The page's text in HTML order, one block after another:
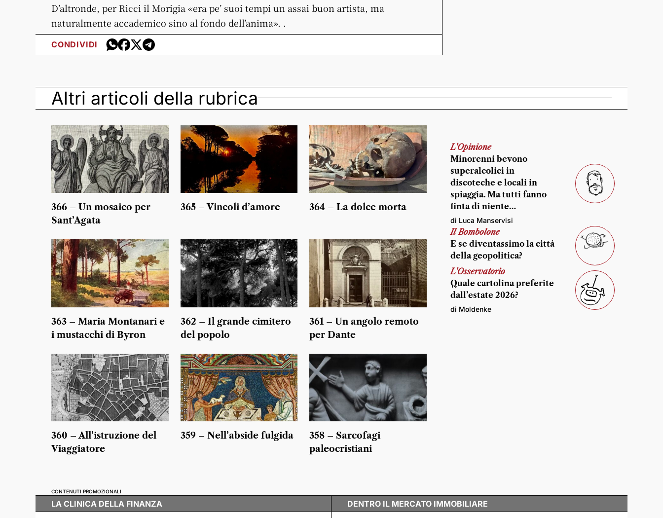
D’altronde, per Ricci il Morigia «era pe’ suoi tempi un assai buon artista, ma
naturalmente accademico sino al fondo dell’anima». .
CONDIVIDI
Altri articoli della rubrica
366 – Un mosaico per
Sant’Agata
365 – Vincoli d’amore 364 – La dolce morta
363 – Maria Montanari e
i mustacchi di Byron
362 – Il grande cimitero
del popolo
361 – Un angolo remoto
per Dante
360 – All’istruzione del
Viaggiatore
359 – Nell’abside fulgida
358 – Sarcofagi
paleocristiani
L'Opinione
Minorenni bevono
superalcolici in
discoteche e locali in
spiaggia. Ma tutti fanno
finta di niente…
di Luca Manservisi
Il Bombolone
E se diventassimo la città
della geopolitica?
L'Osservatorio
Quale cartolina preferite
dall’estate 2026?
di Moldenke
CONTENUTI PROMOZIONALI
LA CLINICA DELLA FINANZA DENTRO IL MERCATO IMMOBILIARE